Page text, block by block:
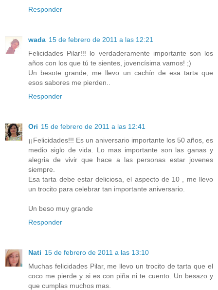
Responder
wada 15 de febrero de 2011 a las 12:21
Felicidades Pilar!!! lo verdaderamente importante son los
años con los que tú te sientes, jovencísima vamos! ;)
Un besote grande, me llevo un cachín de esa tarta que
esos sabores me pierden..
Responder
Ori 15 de febrero de 2011 a las 12:41
¡¡Felicidades!!! Es un aniversario importante los 50 años, es
medio siglo de vida. Lo mas importante son las ganas y
alegria de vivir que hace a las personas estar jovenes
siempre.
Esa tarta debe estar deliciosa, el aspecto de 10 , me llevo
un trocito para celebrar tan importante aniversario.
Un beso muy grande
Responder
Nati 15 de febrero de 2011 a las 13:10
Muchas felicidades Pilar, me llevo un trocito de tarta que el
coco me pierde y si es con piña ni te cuento. Un besazo y
que cumplas muchos mas.